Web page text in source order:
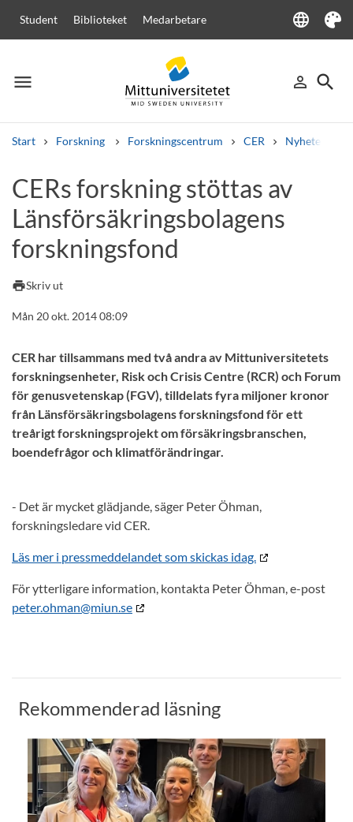
Student Biblioteket Medarbetare language
Language
Tema
menu
Meny person_outline
Logga in
search
Sök
Start Forskning Forskningscentrum CER Nyheter från
Andra söktjänster
Kurser och programKursplanerVälkomstbrevPersonal
Lediga jobb
CERs forskning stöttas av
Länsförsäkringsbolagens
forskningsfond
printSkriv ut
Mån 20 okt. 2014 08:09
CER har tillsammans med två andra av Mittuniversitetets
forskningsenheter, Risk och Crisis Centre (RCR) och Forum
för genusvetenskap (FGV), tilldelats fyra miljoner kronor
från Länsförsäkringsbolagens forskningsfond för ett
treårigt forskningsprojekt om försäkringsbranschen,
boendefrågor och klimatförändringar.
- Det är mycket glädjande, säger Peter Öhman,
forskningsledare vid CER.
Läs mer i pressmeddelandet som skickas idag.
För ytterligare information, kontakta Peter Öhman, e-post
peter.ohman@miun.se
Rekommenderad läsning